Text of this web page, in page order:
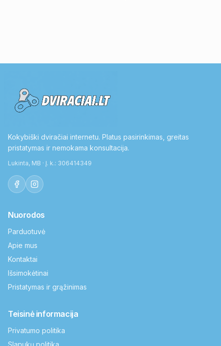
Kokybiški dviračiai internetu. Platus pasirinkimas, greitas
pristatymas ir nemokama konsultacija.
Lukinta, MB · Į. k.: 306414349
Nuorodos
Parduotuvė
Apie mus
Kontaktai
Išsimokėtinai
Pristatymas ir grąžinimas
Teisinė informacija
Privatumo politika
Slapukų politika